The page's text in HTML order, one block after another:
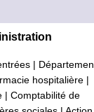
hospitalière
Comptabilité de